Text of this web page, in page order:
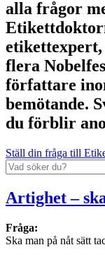
alla frågor
flera
författare
bemötande.
du förblir
Ställ din fråga till
Artighet –
Fråga:
Ska man på nåt sätt